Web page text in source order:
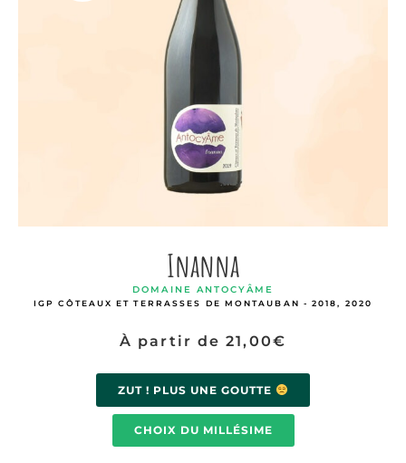
Inanna
DOMAINE ANTOCYÂME
IGP CÔTEAUX ET TERRASSES DE MONTAUBAN - 2018, 2020
À partir de21,00€
ZUT ! PLUS UNE GOUTTE
CHOIX DU MILLÉSIME